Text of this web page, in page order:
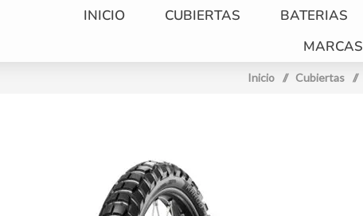
INICIO CUBIERTAS BATERIAS
MARCAS
Inicio / Cubiertas /